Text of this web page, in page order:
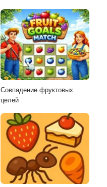
Совпадение фруктовых
целей